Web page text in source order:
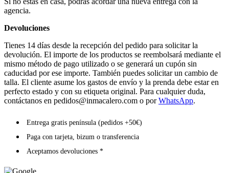
agencia.
Devoluciones
Tienes 14 días desde la recepción del pedido para solicitar la
devolución. El importe de los productos se reembolsará mediante el
mismo método de pago utilizado o se generará un cupón sin
caducidad por ese importe. También puedes solicitar un cambio de
talla. El cliente asume los gastos de envío y la prenda debe estar en
perfecto estado y con su etiqueta original. Para cualquier duda,
contáctanos en pedidos@inmacalero.com o porWhatsApp.
Entrega gratis península (pedidos +50€)
Paga con tarjeta, bizum o transferencia
Aceptamos devoluciones *